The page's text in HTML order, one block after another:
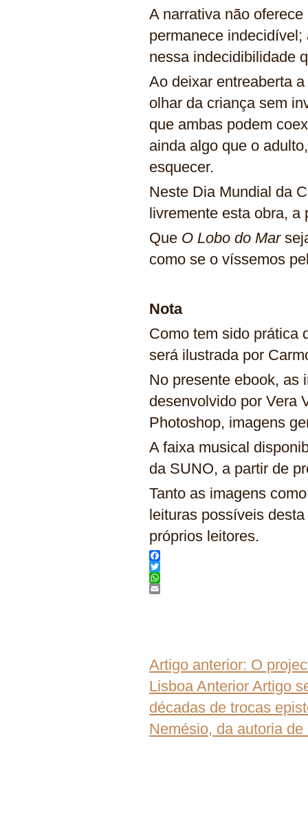
A narrativa não
permanece
nessa indecidibilidade
Ao deixar entreaberta
olhar da criança sem
que ambas podem
ainda algo que o
esquecer.
Neste Dia Mundial da
livremente esta obra, a
Que O Lobo do Mar
como se o víssemos
Nota
Como tem sido prática
será ilustrada por
No presente ebook, as
desenvolvido por Vera
Photoshop, imagens
A faixa musical
da SUNO, a partir de
Tanto as imagens
leituras possíveis
próprios leitores.
Facebook
Twitter
WhatsApp
Artigo anterior: O
LisboaAnterior Artigo
décadas de trocas
Nemésio, da autoria